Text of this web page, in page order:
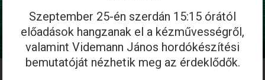
Szeptember 25-én szerdán 15:15 órától
előadások hangzanak el a kézművességről,
valamint Videmann János hordókészítési
bemutatóját nézhetik meg az érdeklődők.